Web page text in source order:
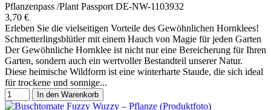
Pflanzenpass /Plant Passport DE-NW-1103932
3,70 €
Erleben Sie die vielseitigen Vorteile des Gewöhnlichen Hornklees!
Schmetterlingsblütler mit einem Hauch von Magie für jeden Garten
Der Gewöhnliche Hornklee ist nicht nur eine Bereicherung für Ihren
Garten, sondern auch ein wertvoller Bestandteil unserer Natur.
Diese heimische Wildform ist eine winterharte Staude, die sich ideal
für trockene und sonnige...
In den Warenkorb